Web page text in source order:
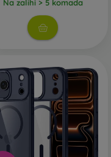
Na zalihi > 5 komada